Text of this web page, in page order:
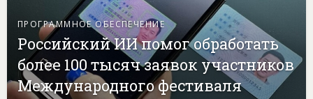
ПРОГРАММНОЕ ОБЕСПЕЧЕНИЕ
Российский ИИ помог обработать
более 100 тысяч заявок участников
Международного фестиваля